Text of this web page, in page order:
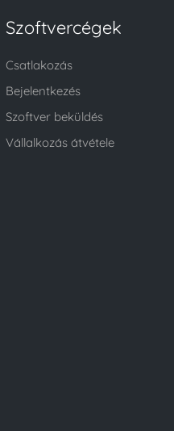
Szoftvercégek
Csatlakozás
Bejelentkezés
Szoftver beküldés
Vállalkozás átvétele